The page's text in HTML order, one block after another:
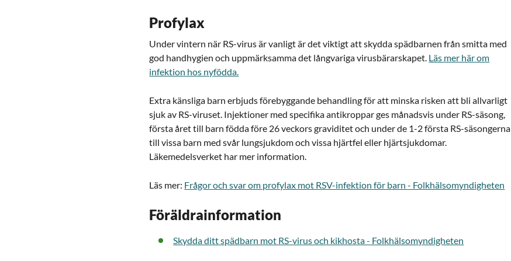
Profylax
Under vintern när RS-virus är vanligt är det viktigt att skydda spädbarnen från smitta med
god handhygien och uppmärksamma det långvariga virusbärarskapet. Läs mer här om
infektion hos nyfödda.
Extra känsliga barn erbjuds förebyggande behandling för att minska risken att bli allvarligt
sjuk av RS-viruset. Injektioner med specifika antikroppar ges månadsvis under RS-säsong,
första året till barn födda före 26 veckors graviditet och under de 1-2 första RS-säsongerna
till vissa barn med svår lungsjukdom och vissa hjärtfel eller hjärtsjukdomar.
Läkemedelsverket har mer information.
Läs mer: Frågor och svar om profylax mot RSV-infektion för barn - Folkhälsomyndigheten
Föräldrainformation
Skydda ditt spädbarn mot RS-virus och kikhosta - Folkhälsomyndigheten